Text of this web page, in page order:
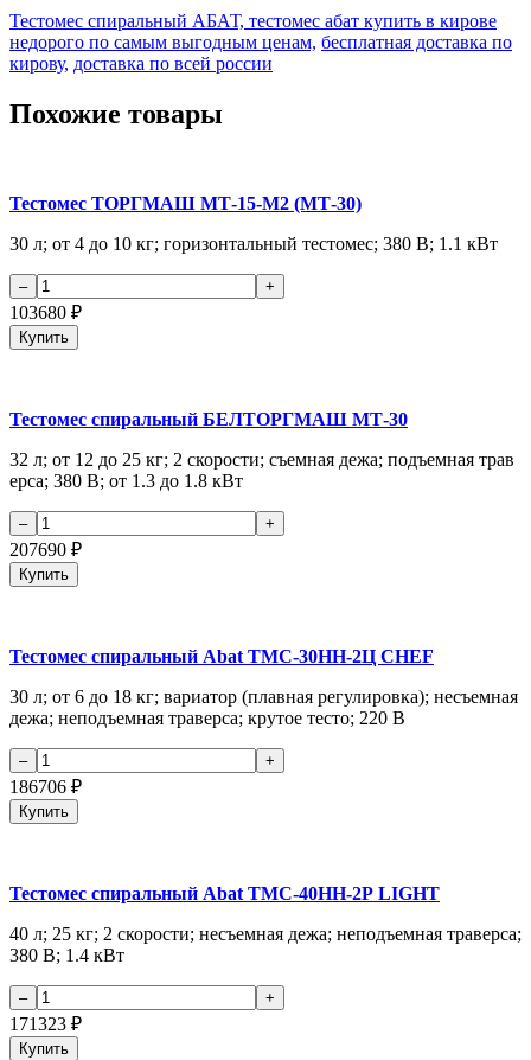
Тестомес спиральный АБАТ, тестомес абат купить в кирове
недорого по самым выгодным ценам, бесплатная доставка по
кирову, доставка по всей россии
Похожие товары
Тестомес ТОРГМАШ МТ-15-М2 (МТ-30)
30 л; от 4 до 10 кг; горизонтальный тестомес; 380 В; 1.1 кВт
103680 ₽
Купить
Тестомес спиральный БЕЛТОРГМАШ МТ-30
32 л; от 12 до 25 кг; 2 скорости; съемная дежа; подъемная трав
ерса; 380 В; от 1.3 до 1.8 кВт
207690 ₽
Купить
Тестомес спиральный Abat ТМС-30НН-2Ц CHEF
30 л; от 6 до 18 кг; вариатор (плавная регулировка); несъемная
дежа; неподъемная траверса; крутое тесто; 220 В
186706 ₽
Купить
Тестомес спиральный Abat ТМС-40НН-2Р LIGHT
40 л; 25 кг; 2 скорости; несъемная дежа; неподъемная траверса;
380 В; 1.4 кВт
171323 ₽
Купить